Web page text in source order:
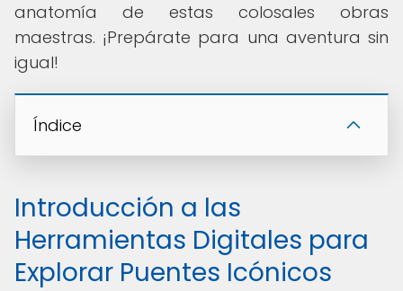
anatomía de estas colosales obras
maestras. ¡Prepárate para una aventura sin
igual!
Índice
Introducción a las
Herramientas Digitales para
Explorar Puentes Icónicos